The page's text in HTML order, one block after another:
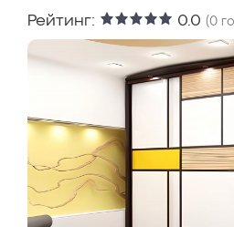
Рейтинг: 0.0 (0